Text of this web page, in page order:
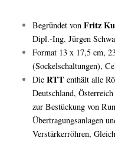
Begründet von Fritz
Dipl.-Ing. Jürgen
Format 13 x 17,5 cm,
(Sockelschaltungen),
Die RTT enthält alle
Deutschland,
zur Bestückung von
Übertragungsanlagen
Verstärkerröhren,